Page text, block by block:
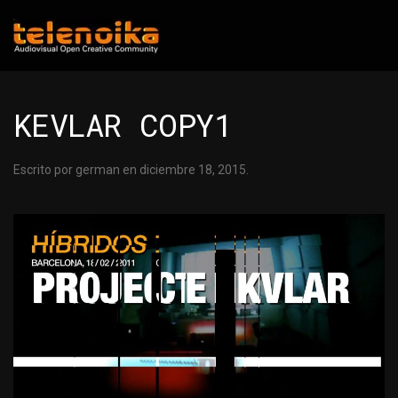
Ir al contenido principal
KEVLAR COPY1
Escrito por german en diciembre 18, 2015